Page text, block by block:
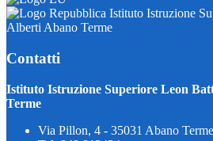
Istituto Istruzione
Alberti Abano Terme
Contatti
Istituto Istruzione Superiore Leon
Terme
Via Pillon, 4 - 35031 Abano